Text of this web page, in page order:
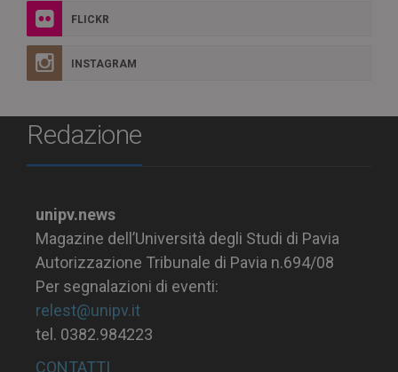
FLICKR
INSTAGRAM
Redazione
unipv.news
Magazine dell’Università degli Studi di Pavia
Autorizzazione Tribunale di Pavia n.694/08
Per segnalazioni di eventi:
relest@unipv.it
tel. 0382.984223
CONTATTI